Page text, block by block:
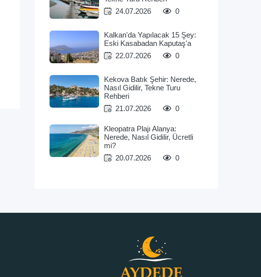
24.07.2026
0
Kalkan'da Yapılacak 15 Şey:
Eski Kasabadan Kaputaş'a
22.07.2026
0
Kekova Batık Şehir: Nerede,
Nasıl Gidilir, Tekne Turu
Rehberi
21.07.2026
0
Kleopatra Plajı Alanya:
Nerede, Nasıl Gidilir, Ücretli
mi?
20.07.2026
0